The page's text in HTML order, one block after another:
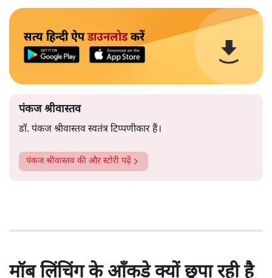
सत्य हिन्दी ऐपडाउनलोडकरें
पंकज श्रीवास्तव
डॉ. पंकज श्रीवास्तव स्वतंत्र टिप्पणीकार हैं।
पंकज श्रीवास्तव की और स्टोरी पढ़ें
मॉब लिंचिंग के आँकड़े क्यों छुपा रही है